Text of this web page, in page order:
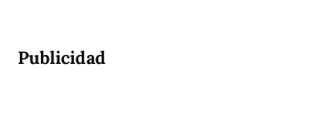
Publicidad